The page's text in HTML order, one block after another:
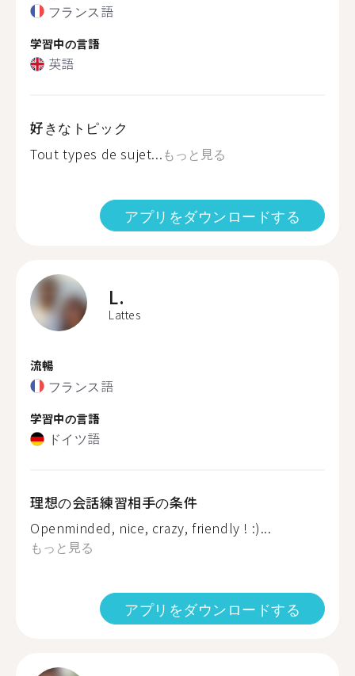
フランス語
学習中の言語
英語
好きなトピック
Tout types de sujet...もっと見る
アプリをダウンロードする
L.
Lattes
流暢
フランス語
学習中の言語
ドイツ語
理想の会話練習相手の条件
Openminded, nice, crazy, friendly ! :)...
もっと見る
アプリをダウンロードする